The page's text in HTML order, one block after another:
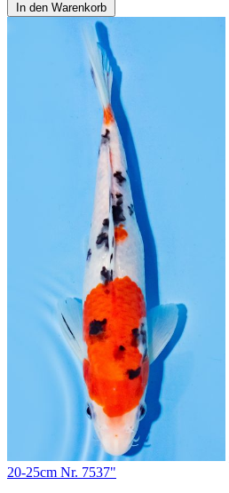
In den Warenkorb
20-25cm Nr. 7537"